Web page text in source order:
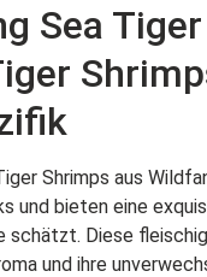
Sea
Shrimps aus
und bieten eine
Diese
und ihre